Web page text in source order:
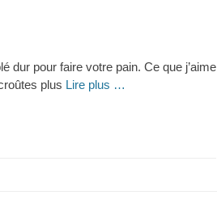
dur pour faire votre pain. Ce que j’aime
plus Lire plus …